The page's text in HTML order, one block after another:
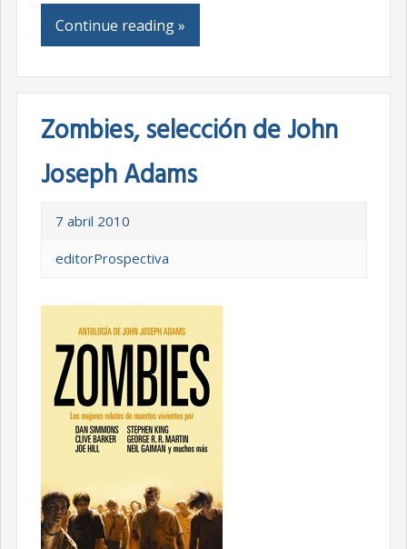
Continue reading »
Zombies, selección de John
Joseph Adams
7 abril 2010
editorProspectiva